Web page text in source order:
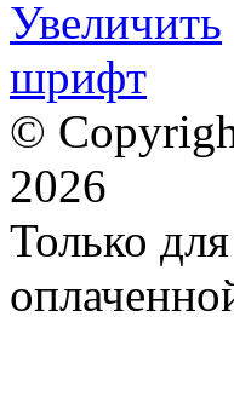
©
2026
Только